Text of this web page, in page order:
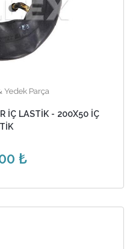
Yedek Parça
İÇ LASTİK - 200X50 İÇ
₺